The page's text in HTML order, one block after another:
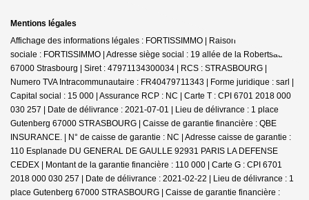
Mentions légales
Affichage des informations légales : FORTISSIMMO | Raison
sociale : FORTISSIMMO | Adresse siège social : 19 allée de la Robertsau -
67000 Strasbourg | Siret : 47971134300034 | RCS : STRASBOURG |
Numero TVA Intracommunautaire : FR40479711343 | Forme juridique : sarl |
Capital social : 15 000 | Assurance RCP : NC | Carte T : CPI 6701 2018 000
030 257 | Date de délivrance : 2021-07-01 | Lieu de délivrance : 1 place
Gutenberg 67000 STRASBOURG | Caisse de garantie financière : QBE
INSURANCE. | N° de caisse de garantie : NC | Adresse caisse de garantie :
110 Esplanade DU GENERAL DE GAULLE 92931 PARIS LA DEFENSE
CEDEX | Montant de la garantie financière : 110 000 | Carte G : CPI 6701
2018 000 030 257 | Date de délivrance : 2021-02-22 | Lieu de délivrance : 1
place Gutenberg 67000 STRASBOURG | Caisse de garantie financière :